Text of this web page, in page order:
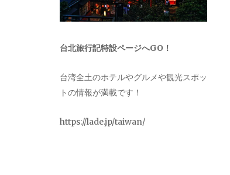
台北旅行記特設ページへGO！
台湾全土のホテルやグルメや観光スポッ
トの情報が満載です！
https://lade.jp/taiwan/